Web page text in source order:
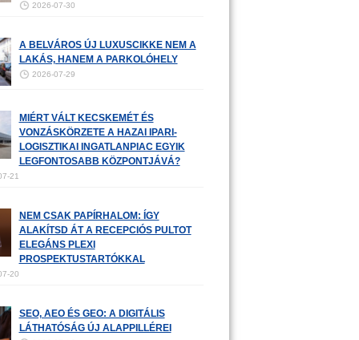
2026-07-30
A BELVÁROS ÚJ LUXUSCIKKE NEM A
LAKÁS, HANEM A PARKOLÓHELY
2026-07-29
MIÉRT VÁLT KECSKEMÉT ÉS
VONZÁSKÖRZETE A HAZAI IPARI-
LOGISZTIKAI INGATLANPIAC EGYIK
LEGFONTOSABB KÖZPONTJÁVÁ?
21
NEM CSAK PAPÍRHALOM: ÍGY
ALAKÍTSD ÁT A RECEPCIÓS PULTOT
ELEGÁNS PLEXI
PROSPEKTUSTARTÓKKAL
20
SEO, AEO ÉS GEO: A DIGITÁLIS
LÁTHATÓSÁG ÚJ ALAPPILLÉREI